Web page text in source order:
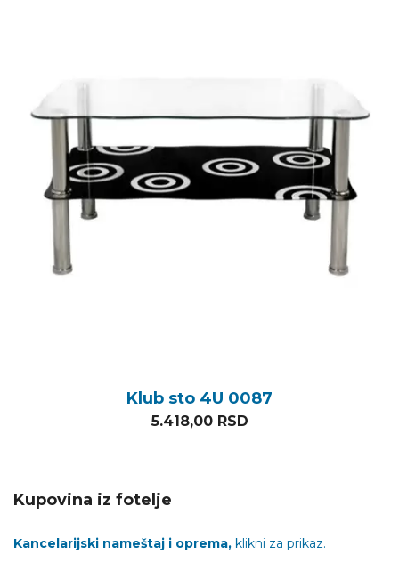
Klub sto 4U 0087
5.418,00 RSD
Kupovina iz fotelje
Kancelarijski nameštaj i oprema, klikni za prikaz.